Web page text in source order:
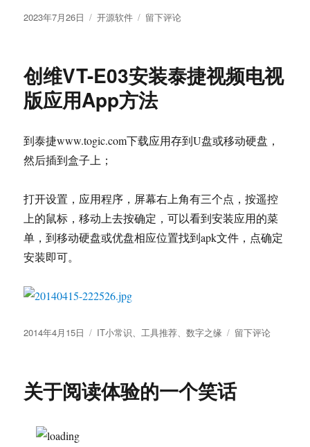
发
2023年7月26日
分
开源软件
于
个
免
费
源
的
图
形
编
辑
留下评论
创维VT-E03安装泰捷视频电视
版应用App方法
到泰捷www.togic.com下载应用存到U盘或移动硬盘，
然后插到盒子上；
打开设置，应用程序，屏幕右上角有三个点，按遥控
上的鼠标，移动上去按确定，可以看到安装应用的菜
单，到移动硬盘或优盘相应位置找到apk文件，点确定
安装即可。
发
2014年4月15日
分
IT小常识、工具推荐、数字之缘
于
E03
安
留下评论
关于阅读体验的一个笑话